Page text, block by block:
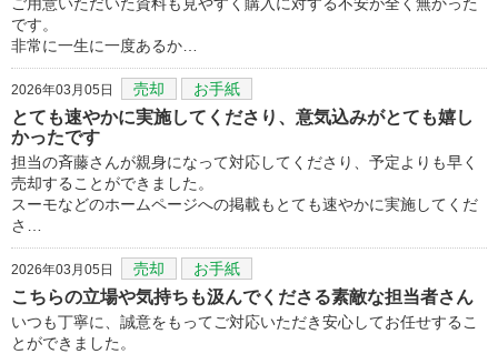
です。
非常に一生に一度あるか…
2026年03月05日 売却 お手紙
とても速やかに実施してくださり、意気込みがとても嬉し
かったです
担当の斉藤さんが親身になって対応してくださり、予定よりも早く
売却することができました。
スーモなどのホームページへの掲載もとても速やかに実施してくだ
さ…
2026年03月05日 売却 お手紙
こちらの立場や気持ちも汲んでくださる素敵な担当者さん
いつも丁寧に、誠意をもってご対応いただき安心してお任せするこ
とができました。